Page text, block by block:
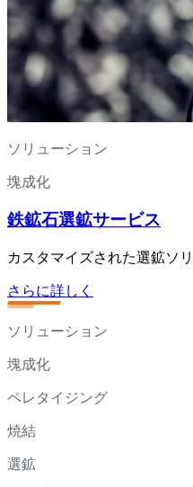
ソリューション
塊成化
鉄鉱石選鉱サービス
カスタマイズされた選鉱ソ
さらに詳しく
ソリューション
塊成化
ペレタイジング
焼結
選鉱